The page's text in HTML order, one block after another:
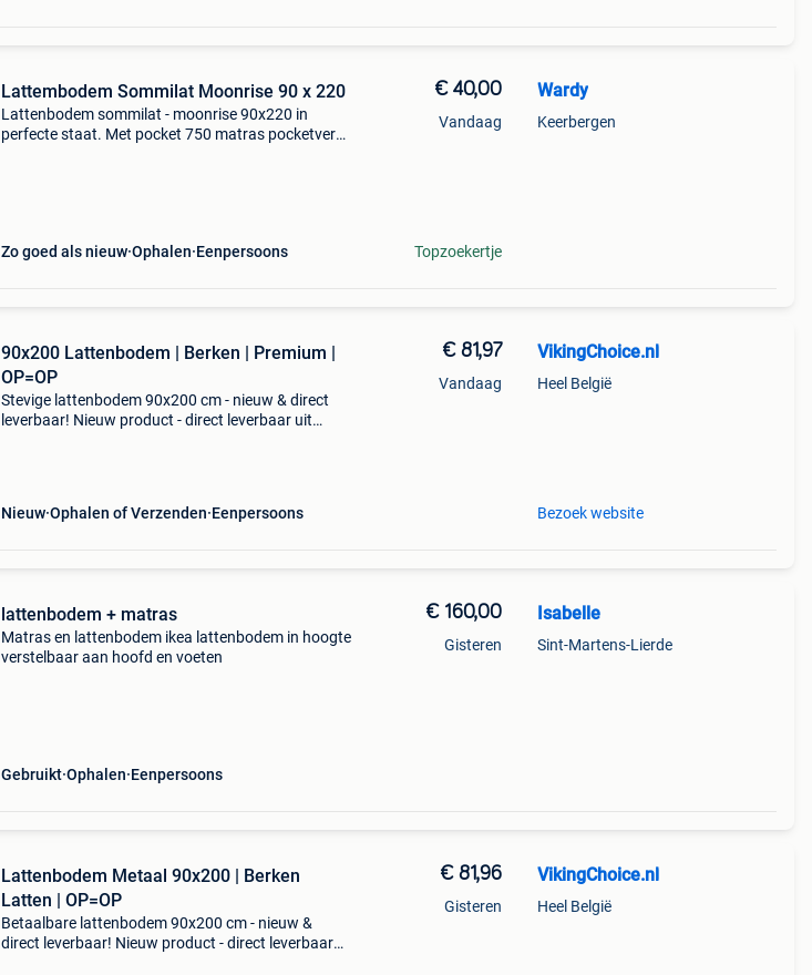
Lattembodem Sommilat Moonrise 90 x 220
Lattenbodem sommilat - moonrise 90x220 in
perfecte staat. Met pocket 750 matras pocketveren
Zo goed als nieuw Ophalen Eenpersoons
€ 40,00
Vandaag
Topzoekertje
Wardy
Keerbergen
90x200 Lattenbodem | Berken | Premium |
OP=OP
Stevige lattenbodem 90x200 cm - nieuw & direct
leverbaar! Nieuw product - direct leverbaar uit
Nieuw Ophalen of Verzenden Eenpersoons
€ 81,97
Vandaag
VikingChoice.nl
Heel België
Bezoek website
lattenbodem + matras
Matras en lattenbodem ikea lattenbodem in hoogte
verstelbaar aan hoofd en voeten
Gebruikt Ophalen Eenpersoons
€ 160,00
Gisteren
Isabelle
Sint-Martens-Lierde
Lattenbodem Metaal 90x200 | Berken
Latten | OP=OP
Betaalbare lattenbodem 90x200 cm - nieuw &
direct leverbaar! Nieuw product - direct leverbaar
€ 81,96
Gisteren
VikingChoice.nl
Heel België